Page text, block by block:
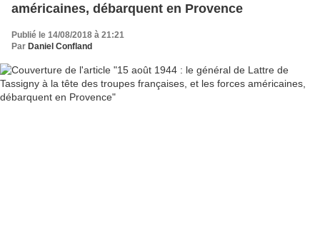
américaines, débarquent en Provence
Publié le 14/08/2018 à 21:21
Par Daniel Confland